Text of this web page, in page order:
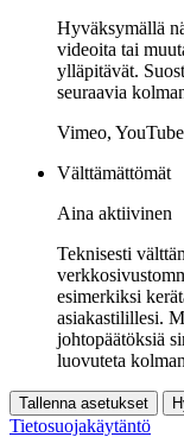
Hyväksymällä
videoita tai
ylläpitävät.
seuraavia
Vimeo, YouTube
Välttämättömät
Aina aktiivinen
Teknisesti
esimerkiksi
asiakastilillesi.
johtopäätöksiä
luovuteta
Tallenna asetukset
Tietosuojakäytäntö